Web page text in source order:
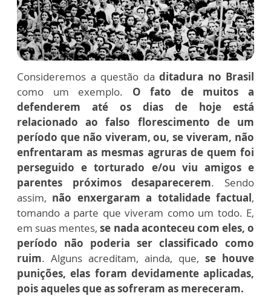
Consideremos a questão da ditadura no Brasil
como um exemplo. O fato de muitos a
defenderem até os dias de hoje está
relacionado ao falso florescimento de um
período que não viveram, ou, se viveram, não
enfrentaram as mesmas agruras de quem foi
perseguido e torturado e/ou viu amigos e
parentes próximos desaparecerem. Sendo
assim, não enxergaram a totalidade factual,
tomando a parte que viveram como um todo. E,
em suas mentes,se nada aconteceu com eles, o
período não poderia ser classificado como
ruim. Alguns acreditam, ainda, que, se houve
punições, elas foram devidamente aplicadas,
pois aqueles que as sofreram as mereceram.